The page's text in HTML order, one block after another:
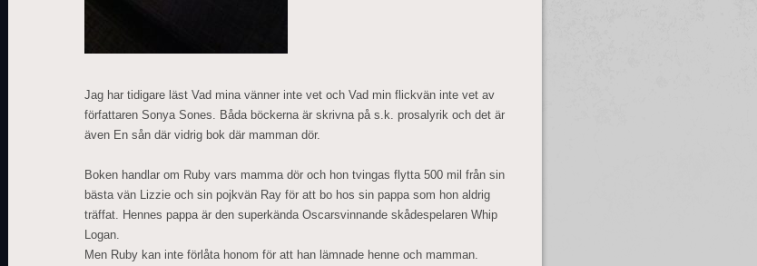
Jag har tidigare läst Vad mina vänner inte vet och Vad min flickvän inte vet av
författaren Sonya Sones. Båda böckerna är skrivna på s.k. prosalyrik och det är
även En sån där vidrig bok där mamman dör.
Boken handlar om Ruby vars mamma dör och hon tvingas flytta 500 mil från sin
bästa vän Lizzie och sin pojkvän Ray för att bo hos sin pappa som hon aldrig
träffat. Hennes pappa är den superkända Oscarsvinnande skådespelaren Whip
Logan.
Men Ruby kan inte förlåta honom för att han lämnade henne och mamman.